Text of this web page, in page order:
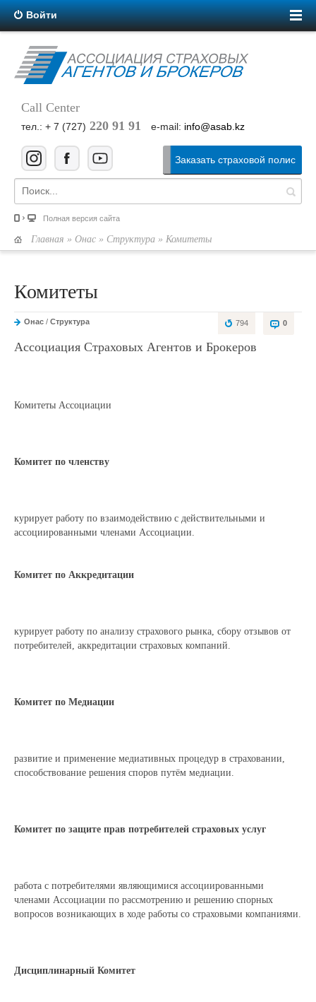
Войти
Call Center
тел.: + 7 (727) 220 91 91 e-mail: info@asab.kz
Заказать страховой полис
Полная версия сайта
Главная » Онас » Структура » Комитеты
Комитеты
0
794
Онас / Структура
Ассоциация Страховых Агентов и Брокеров
Комитеты Ассоциации
Комитет по членству
курирует работу по взаимодействию с действительными и
ассоциированными членами Ассоциации.
Комитет по Аккредитации
курирует работу по анализу страхового рынка, сбору отзывов от
потребителей, аккредитации страховых компаний.
Комитет по Медиации
развитие и применение медиативных процедур в страховании,
способствование решения споров путём медиации.
Комитет по защите прав потребителей страховых услуг
работа с потребителями являющимися ассоциированными
членами Ассоциации по рассмотрению и решению спорных
вопросов возникающих в ходе работы со страховыми компаниями.
Дисциплинарный Комитет